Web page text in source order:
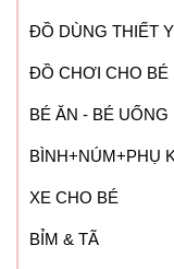
ĐỒ DÙNG THIẾT
ĐỒ CHƠI CHO BÉ
BÉ ĂN - BÉ UỐNG
BÌNH+NÚM+PHỤ
XE CHO BÉ
BỈM & TÃ